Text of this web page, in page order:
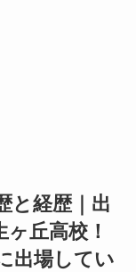
と経歴｜出
丘高校！
出場してい